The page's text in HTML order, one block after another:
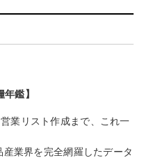
鑑】
業リスト作成まで、これ一
業界を完全網羅したデータ